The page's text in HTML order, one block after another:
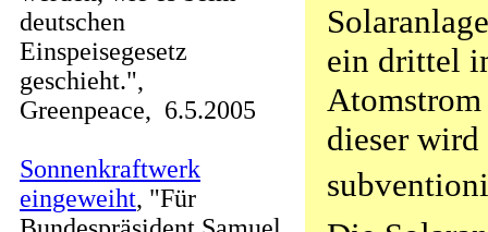
deutschen
Einspeisegesetz
geschieht.",
Greenpeace, 6.5.2005
Sonnenkraftwerk
eingeweiht, "Für
ein drittel
dieser